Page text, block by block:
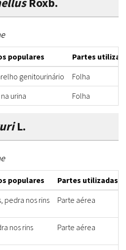
populares
Partes
genitourinário
Folha
urina Folha
L.
populares
Partes utilizadas
pedra nos rins Parte aérea
nos rins Parte aérea